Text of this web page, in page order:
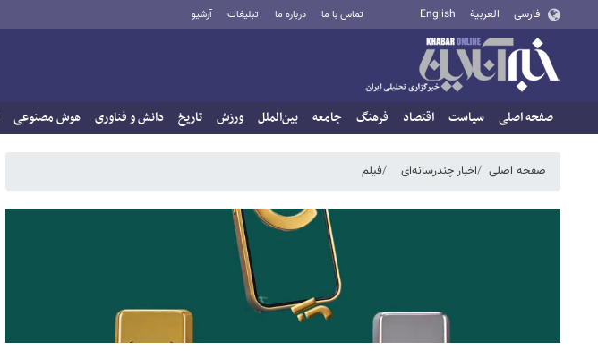
فارسی العربية English تماس با ما درباره ما تبلیغات آرشیو
صفحه اصلی سیاست اقتصاد فرهنگ جامعه بین‌الملل ورزش تاریخ دانش و فناوری هوش مصنوعی
صفحه اصلی اخبار چندرسانه‌ای فیلم